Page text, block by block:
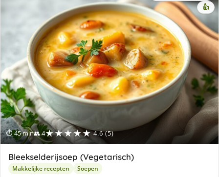
⏱ 45 min👥 4★★★★★ 4.6 (5)
👍
Bleekselderijsoep (Vegetarisch)
Makkelijke recepten Soepen